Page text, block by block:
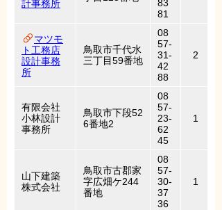
計事務所
83
81
マツモ
ト工務店
設計事務
所
鳥取市千代水
三丁目59番地
08
57-
31-
42
88
2
有限会社
小林設計
事務所
鳥取市下段52
6番地2
08
57-
23-
62
45
1
山下建築
株式会社
鳥取市古郡家
字広畑ケ244
番地
08
57-
30-
37
36
1